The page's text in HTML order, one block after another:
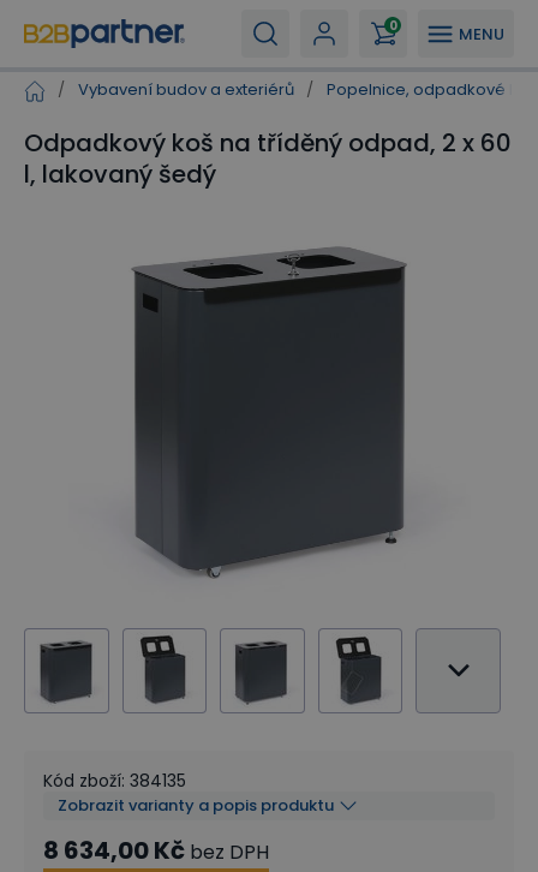
MENU
0
/ Vybavení budov a exteriérů / Popelnice, odpadkové
Odpadkový koš na tříděný odpad, 2 x 60
l, lakovaný šedý
Kód zboží: 384135
Zobrazit varianty a popis produktu
8 634,00 Kč bez DPH